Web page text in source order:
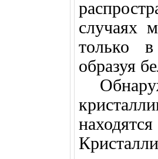
случаях
только
образуя